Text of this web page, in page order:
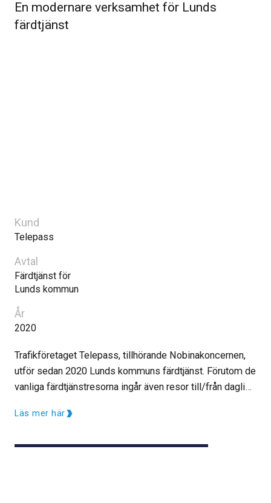
En modernare verksamhet för Lunds
färdtjänst
Kund
Telepass
Avtal
Färdtjänst för
Lunds kommun
År
2020
Trafikföretaget Telepass, tillhörande Nobinakoncernen,
utför sedan 2020 Lunds kommuns färdtjänst. Förutom de
vanliga färdtjänstresorna ingår även resor till/från dagliga
DRT Solutions moderna boknings- och planeringssystem
lösning innebär.
Läs mer här